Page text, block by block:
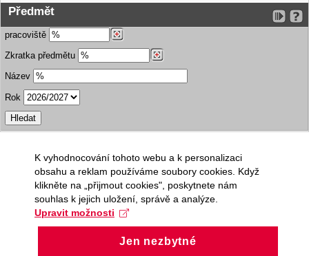
Předmět
pracoviště
Zkratka předmětu
Název
Rok
K vyhodnocování tohoto webu a k personalizaci
obsahu a reklam používáme soubory cookies. Když
klikněte na „přijmout cookies", poskytnete nám
souhlas k jejich uložení, správě a analýze.
Upravit možnosti
Jen nezbytné